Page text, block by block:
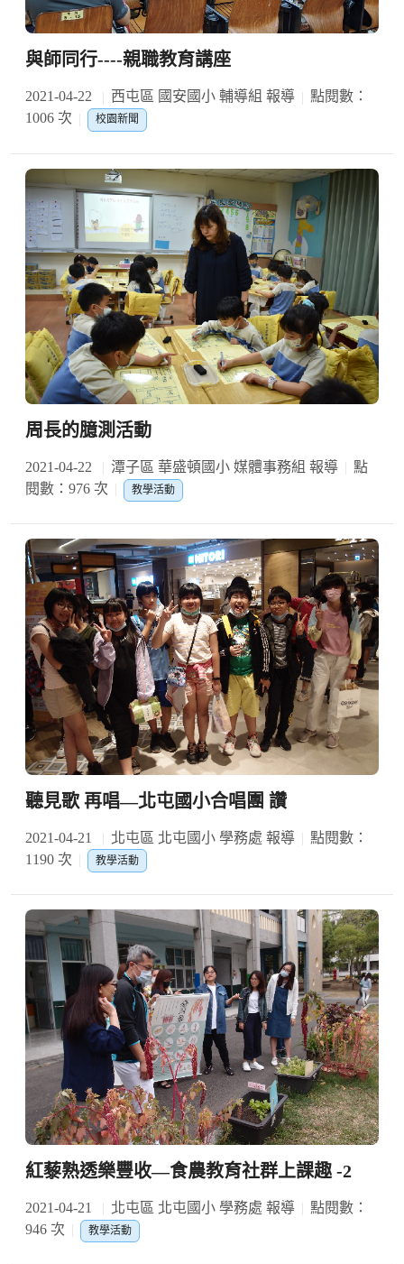
與師同行----親職教育講座
2021-04-22 西屯區 國安國小 輔導組 報導
點閱數：
1006 次
校園新聞
周長的臆測活動
2021-04-22 潭子區 華盛頓國小 媒體事務組 報導
點
閱數：976 次
教學活動
聽見歌 再唱—北屯國小合唱團 讚
2021-04-21 北屯區 北屯國小 學務處 報導
點閱數：
1190 次
教學活動
紅藜熟透樂豐收—食農教育社群上課趣 -2
2021-04-21 北屯區 北屯國小 學務處 報導
點閱數：
946 次
教學活動